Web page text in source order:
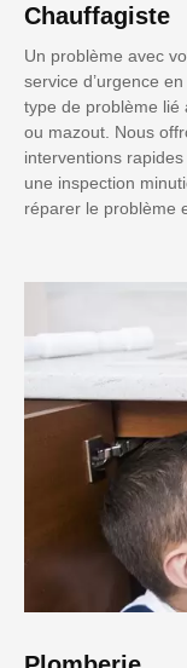
Chauffagiste
Un problème avec
service d’urgence
type de problème lié
ou mazout. Nous
interventions
une inspection
réparer le problème